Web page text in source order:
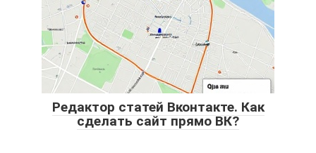
Редактор статей Вконтакте. Как
сделать сайт прямо ВК?